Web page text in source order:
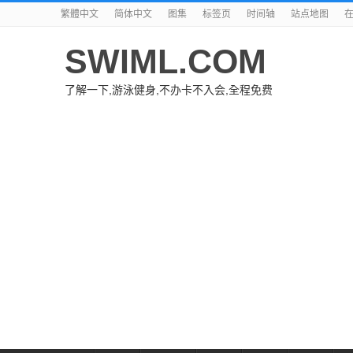
繁體中文 简体中文 图集 标签页 时间轴 站点地图
SWIML.COM
了解一下,游泳健身,不办卡不入会,全程免费